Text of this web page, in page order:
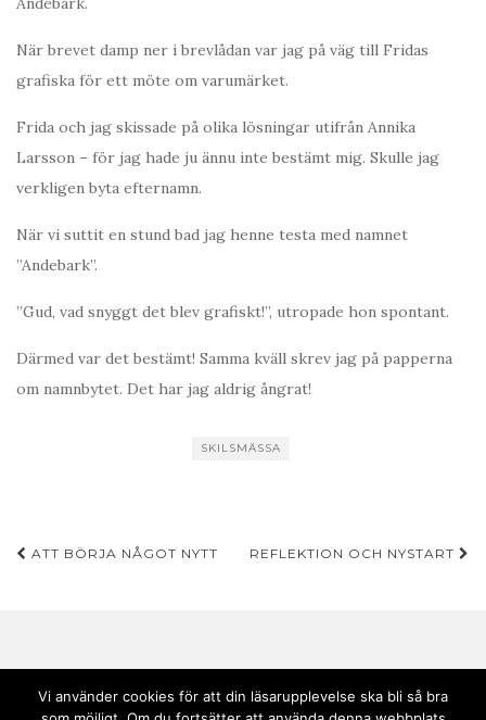
När brevet damp ner i brevlådan var jag på väg till Fridas
grafiska för ett möte om varumärket.
Frida och jag skissade på olika lösningar utifrån Annika
Larsson – för jag hade ju ännu inte bestämt mig. Skulle jag
verkligen byta efternamn.
När vi suttit en stund bad jag henne testa med namnet
”Andebark”.
”Gud, vad snyggt det blev grafiskt!”, utropade hon spontant.
Därmed var det bestämt! Samma kväll skrev jag på papperna
om namnbytet. Det har jag aldrig ångrat!
SKILSMÄSSA
Inläggsnavigering
ATT BÖRJA NÅGOT NYTT REFLEKTION OCH NYSTART
Vi använder cookies för att din läsarupplevelse ska bli så bra